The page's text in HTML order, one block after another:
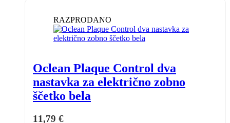
RAZPRODANO
Oclean Plaque Control dva
nastavka za električno zobno
ščetko bela
11,79 €